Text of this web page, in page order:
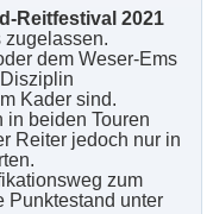
Reitfestival 2021
zugelassen.
dem Weser-Ems
Kader sind.
in beiden Touren
Reiter jedoch nur in
zum
Punktestand unter